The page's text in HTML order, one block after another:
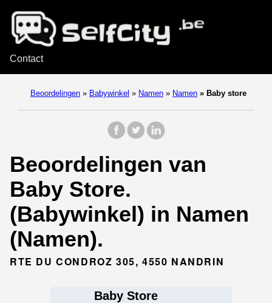
Contact
Beoordelingen » Babywinkel » Namen » Namen » Baby store
Beoordelingen van
Baby Store.
(Babywinkel) in Namen
(Namen).
RTE DU CONDROZ 305, 4550 NANDRIN
Baby Store